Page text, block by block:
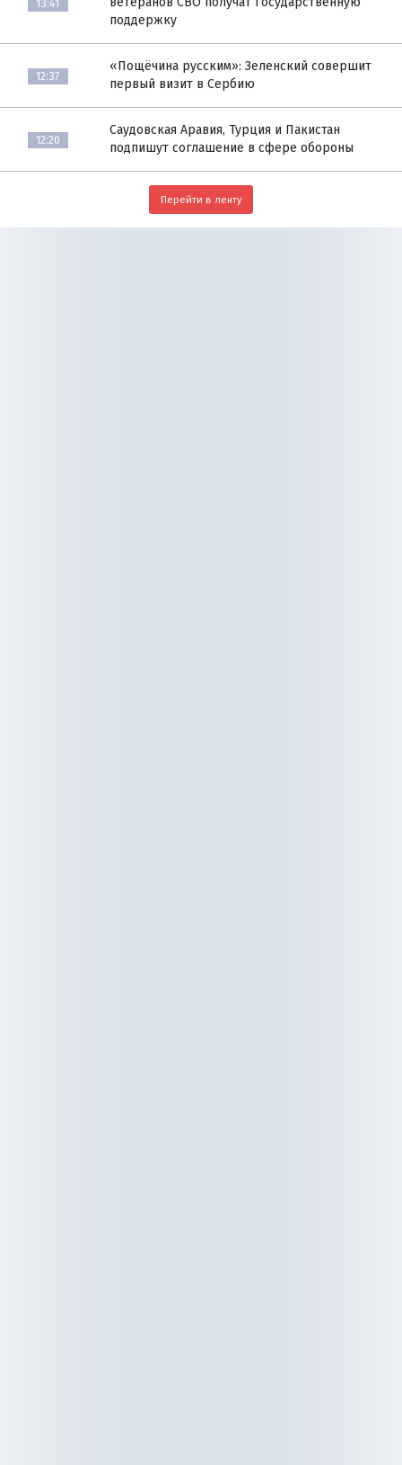
13:41
поддержку
12:37
«Пощёчина русским»: Зеленский совершит
первый визит в Сербию
12:20
Саудовская Аравия, Турция и Пакистан
подпишут соглашение в сфере обороны
Перейти в ленту